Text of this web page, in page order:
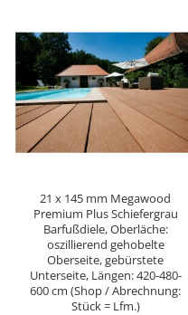
21 x 145 mm Megawood
Premium Plus Schiefergrau
Barfußdiele, Oberläche:
oszillierend gehobelte
Oberseite, gebürstete
Unterseite, Längen: 420-480-
600 cm (Shop / Abrechnung:
Stück = Lfm.)